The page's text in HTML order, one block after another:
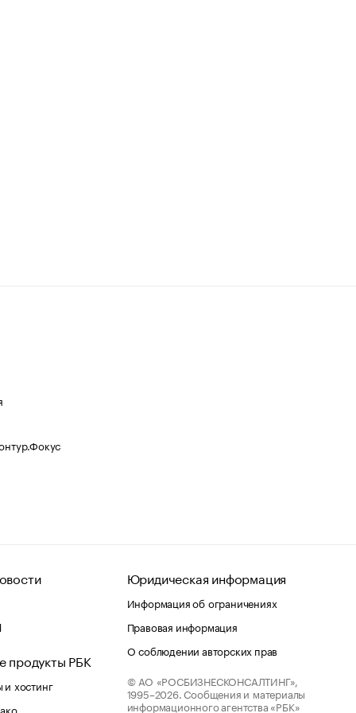
продукты РБК
хостинг
Юридическая информация
Информация об ограничениях
Правовая информация
О соблюдении авторских прав
© АО «РОСБИЗНЕСКОНСАЛТИНГ»,
1995–2026. Сообщения и материалы
информационного агентства «РБК»